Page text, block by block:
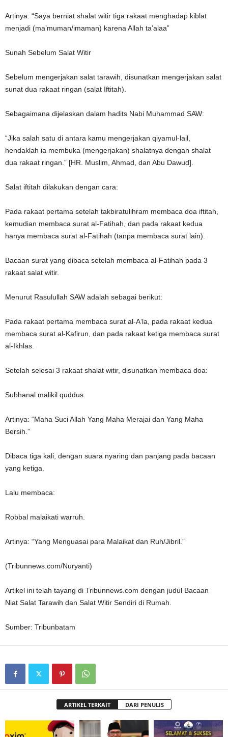
Artinya: “Saya berniat shalat witir tiga rakaat menghadap kiblat
menjadi (ma’muman/imaman) karena Allah ta’alaa”
Sunah Sebelum Salat Witir
Sebelum mengerjakan salat tarawih, disunatkan mengerjakan salat
sunat dua rakaat ringan (salat Iftitah).
Sebagaimana dijelaskan dalam hadits Nabi Muhammad SAW:
“Jika salah satu di antara kamu mengerjakan qiyamul-lail,
hendaklah ia membuka (mengerjakan) shalatnya dengan shalat
dua rakaat ringan.” [HR. Muslim, Ahmad, dan Abu Dawud].
Salat iftitah dilakukan dengan cara:
Pada rakaat pertama setelah takbiratulihram membaca doa iftitah,
kemudian membaca surat al-Fatihah, dan pada rakaat kedua
hanya membaca surat al-Fatihah (tanpa membaca surat lain).
Bacaan surat yang dibaca setelah membaca al-Fatihah pada 3
rakaat salat witir.
Menurut Rasulullah SAW adalah sebagai berikut:
Pada rakaat pertama membaca surat al-A‘la, pada rakaat kedua
membaca surat al-Kafirun, dan pada rakaat ketiga membaca surat
al-Ikhlas.
Setelah selesai 3 rakaat shalat witir, disunatkan membaca doa:
Subhanal malikil quddus.
Artinya: “Maha Suci Allah Yang Maha Merajai dan Yang Maha
Bersih.”
Dibaca tiga kali, dengan suara nyaring dan panjang pada bacaan
yang ketiga.
Lalu membaca:
Robbal malaikati warruh.
Artinya: “Yang Menguasai para Malaikat dan Ruh/Jibril.”
(Tribunnews.com/Nuryanti)
Artikel ini telah tayang di Tribunnews.com dengan judul Bacaan
Niat Salat Tarawih dan Salat Witir Sendiri di Rumah.
Sumber: Tribunbatam
ARTIKEL TERKAIT DARI PENULIS